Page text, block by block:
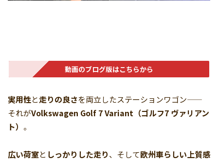
動画のブログ版はこちらから
実用性と走りの良さを両立したステーションワゴン――
それがVolkswagen Golf 7 Variant（ゴルフ7 ヴァリアン
ト） 。
広い荷室と しっかりした走り、そして欧州車らしい上質感